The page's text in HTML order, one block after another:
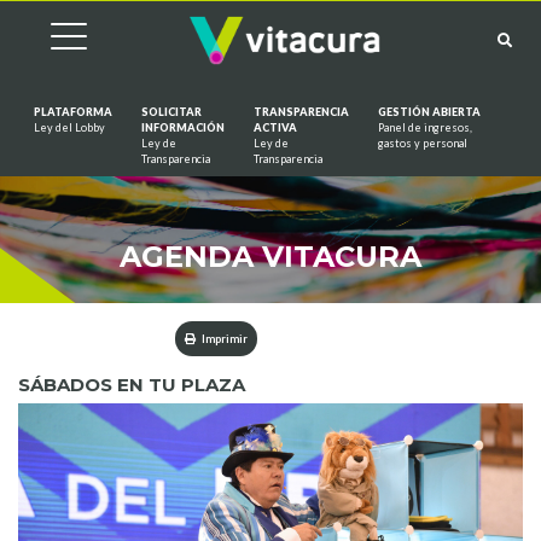
PLATAFORMA
Ley del Lobby
SOLICITAR
INFORMACIÓN
Ley de
Transparencia
TRANSPARENCIA
ACTIVA
Ley de
Transparencia
GESTIÓN ABIERTA
Panel de ingresos,
gastos y personal
AGENDA VITACURA
Imprimir
SÁBADOS EN TU PLAZA